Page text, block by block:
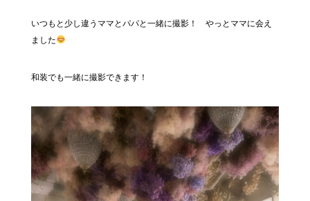
いつもと少し違うママとパパと一緒に撮影！ やっとママに会え
ました
和装でも一緒に撮影できます！